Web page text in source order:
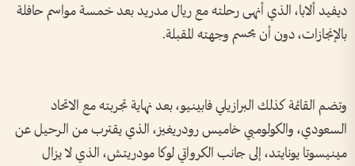
ديفيد ألابا، الذي أنهى رحلته مع ريال مدريد بعد خمسة مواسم حافلة
بالإنجازات، دون أن يحسم وجهته المقبلة.
وتضم القائمة كذلك البرازيلي فابينيو، بعد نهاية تجربته مع الاتحاد
السعودي، والكولومبي خاميس رودريغيز، الذي يقترب من الرحيل عن
مينيسوتا يونايتد، إلى جانب الكرواتي لوكا مودريتش، الذي لا يزال